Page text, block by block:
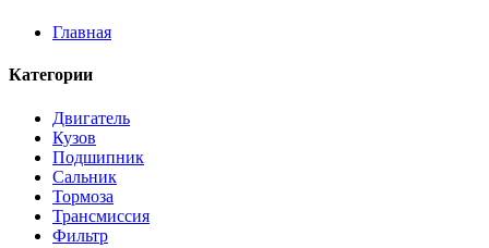
Главная
Категории
Двигатель
Кузов
Подшипник
Сальник
Тормоза
Трансмиссия
Фильтр